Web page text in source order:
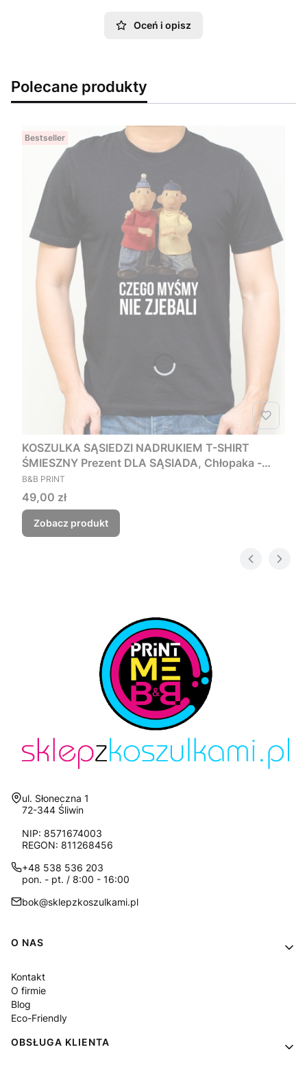
Oceń i opisz
Polecane produkty
Bestseller
KOSZULKA SĄSIEDZI NADRUKIEM T-SHIRT
ŚMIESZNY Prezent DLA SĄSIADA, Chłopaka -
Czego myśmy nie zjebali
PRODUCENT
B&B PRINT
Cena
49,00 zł
Zobacz produkt
Adres:
ul. Słoneczna 1
72-344 Śliwin
NIP: 8571674003
REGON: 811268456
+48 538 536 203
pon. - pt. / 8:00 - 16:00
bok@sklepzkoszulkami.pl
Linki w stopce
O NAS
Kontakt
O firmie
Blog
Eco-Friendly
OBSŁUGA KLIENTA